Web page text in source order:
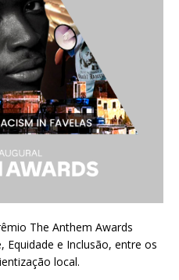
The Anthem Awards
Equidade e Inclusão, entre os
local.